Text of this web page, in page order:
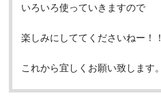
いろいろ使っていきますので
楽しみにしててくださいねー！！
これから宜しくお願い致します。